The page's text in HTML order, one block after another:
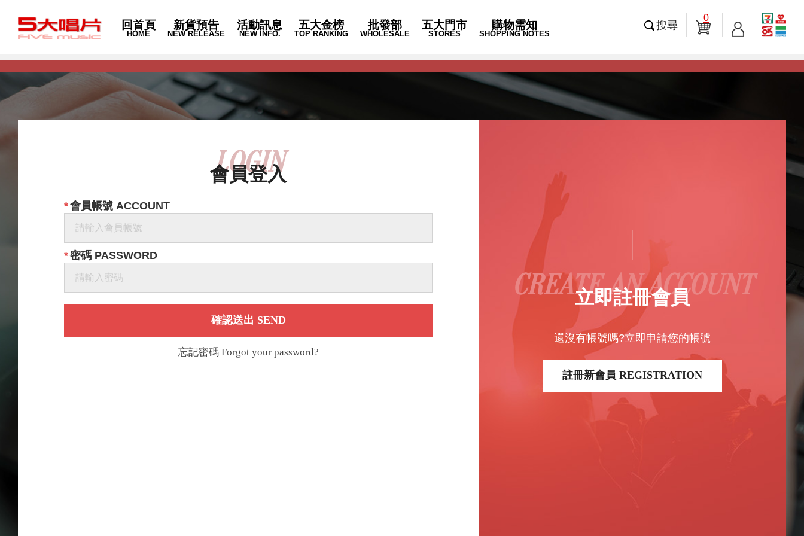
回首頁
HOME
新貨預告
NEW RELEASE
活動訊息
NEW INFO.
五大金榜
TOP RANKING
批發部
WHOLESALE
五大門市
STORES
購物需知
SHOPPING NOTES
搜尋
0
立即註冊會員
CREATE AN ACCOUNT
還沒有帳號嗎?立即申請您的帳號
註冊新會員 REGISTRATION
會員登入
LOGIN
會員帳號 ACCOUNT
密碼 PASSWORD
確認送出 SEND
忘記密碼 Forgot your password?